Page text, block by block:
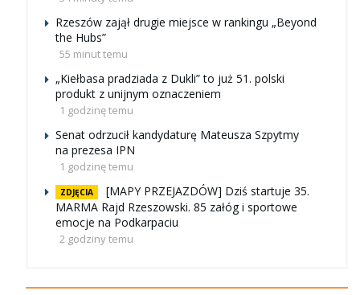
Rzeszów zajął drugie miejsce w rankingu „Beyond
the Hubs”
55 minut temu
„Kiełbasa pradziada z Dukli” to już 51. polski
produkt z unijnym oznaczeniem
1 godzinę temu
Senat odrzucił kandydaturę Mateusza Szpytmy
na prezesa IPN
1 godzinę temu
ZDJĘCIA
[MAPY PRZEJAZDÓW] Dziś startuje 35.
MARMA Rajd Rzeszowski. 85 załóg i sportowe
emocje na Podkarpaciu
2 godziny temu